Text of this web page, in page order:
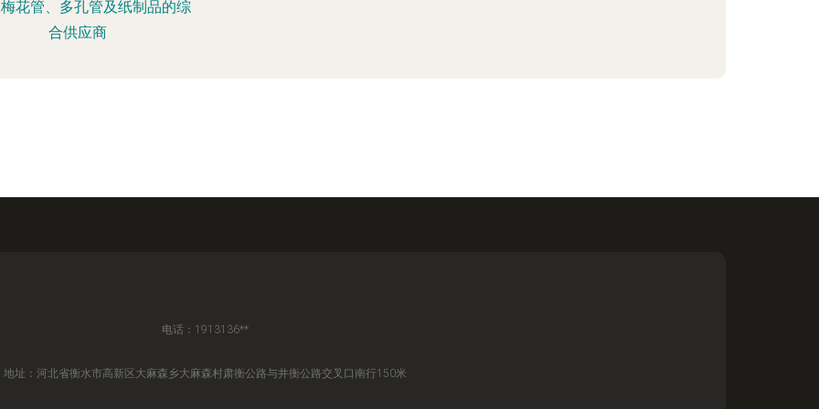
梅花管、多孔管及纸制品的综
合供应商
电话：1913136**
地址：河北省衡水市高新区大麻森乡大麻森村肃衡公路与井衡公路交叉口南行150米